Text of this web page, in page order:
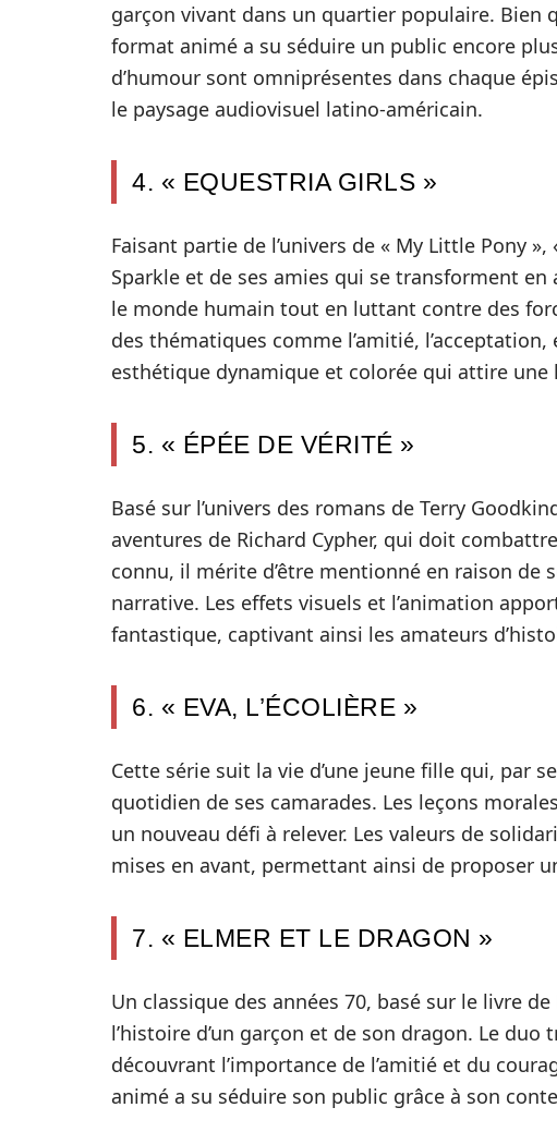
garçon vivant dans un quartier populaire. Bien
format animé a su séduire un public encore
d’humour sont omniprésentes dans chaque
le paysage audiovisuel latino-américain.
4. « EQUESTRIA GIRLS »
Faisant partie de l’univers de « My Little Pony
Sparkle et de ses amies qui se transforment
le monde humain tout en luttant contre des
des thématiques comme l’amitié,
esthétique dynamique et colorée qui attire une
5. « ÉPÉE DE VÉRITÉ »
Basé sur l’univers des romans de Terry
aventures de Richard Cypher, qui doit
connu, il mérite d’être mentionné en raison de
narrative. Les effets visuels et l’animation
fantastique, captivant ainsi les amateurs
6. « EVA, L’ÉCOLIÈRE »
Cette série suit la vie d’une jeune fille qui, par
quotidien de ses camarades. Les leçons
un nouveau défi à relever. Les valeurs de
mises en avant, permettant ainsi de proposer
7. « ELMER ET LE DRAGON »
Un classique des années 70, basé sur le livre
l’histoire d’un garçon et de son dragon. Le
découvrant l’importance de l’amitié et du
animé a su séduire son public grâce à son